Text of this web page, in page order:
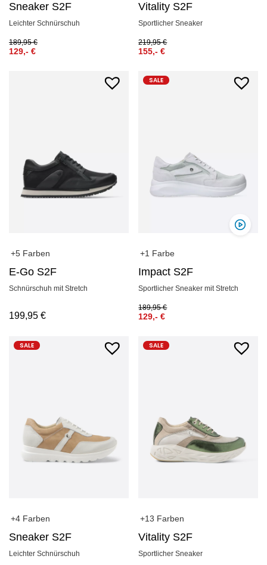
Sneaker S2F
Leichter Schnürschuh
189,95€
129,- €
Vitality S2F
Sportlicher Sneaker
219,95€
155,-€
+5 Farben
E-Go S2F
Schnürschuh mit Stretch
199,95 €
SALE
+1 Farbe
Impact S2F
Sportlicher Sneaker mit Stretch
189,95€
129,-€
SALE
+4 Farben
Sneaker S2F
Leichter Schnürschuh
SALE
+13 Farben
Vitality S2F
Sportlicher Sneaker